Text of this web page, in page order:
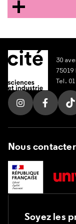
30
75019
Tel.
Suivez nous
Suivez
Nous contacter
Soyez les